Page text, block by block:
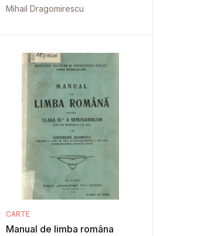
Mihail Dragomirescu
CARTE
Manual de limba româna